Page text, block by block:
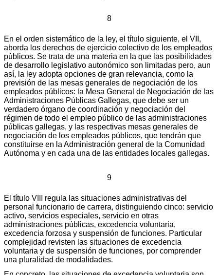
8
En el orden sistemático de la ley, el título siguiente, el VII,
aborda los derechos de ejercicio colectivo de los empleados
públicos. Se trata de una materia en la que las posibilidades
de desarrollo legislativo autonómico son limitadas pero, aun
así, la ley adopta opciones de gran relevancia, como la
previsión de las mesas generales de negociación de los
empleados públicos: la Mesa General de Negociación de las
Administraciones Públicas Gallegas, que debe ser un
verdadero órgano de coordinación y negociación del
régimen de todo el empleo público de las administraciones
públicas gallegas, y las respectivas mesas generales de
negociación de los empleados públicos, que tendrán que
constituirse en la Administración general de la Comunidad
Autónoma y en cada una de las entidades locales gallegas.
9
El título VIII regula las situaciones administrativas del
personal funcionario de carrera, distinguiendo cinco: servicio
activo, servicios especiales, servicio en otras
administraciones públicas, excedencia voluntaria,
excedencia forzosa y suspensión de funciones. Particular
complejidad revisten las situaciones de excedencia
voluntaria y de suspensión de funciones, por comprender
una pluralidad de modalidades.